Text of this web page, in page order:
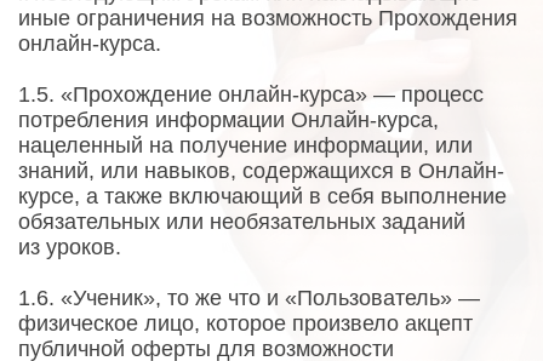
иные ограничения на возможность Прохождения
онлайн-курса.
1.5. «Прохождение онлайн-курса» — процесс
потребления информации Онлайн-курса,
нацеленный на получение информации, или
знаний, или навыков, содержащихся в Онлайн-
курсе, а также включающий в себя выполнение
обязательных или необязательных заданий
из уроков.
1.6. «Ученик», то же что и «Пользователь» —
физическое лицо, которое произвело акцепт
публичной оферты для возможности